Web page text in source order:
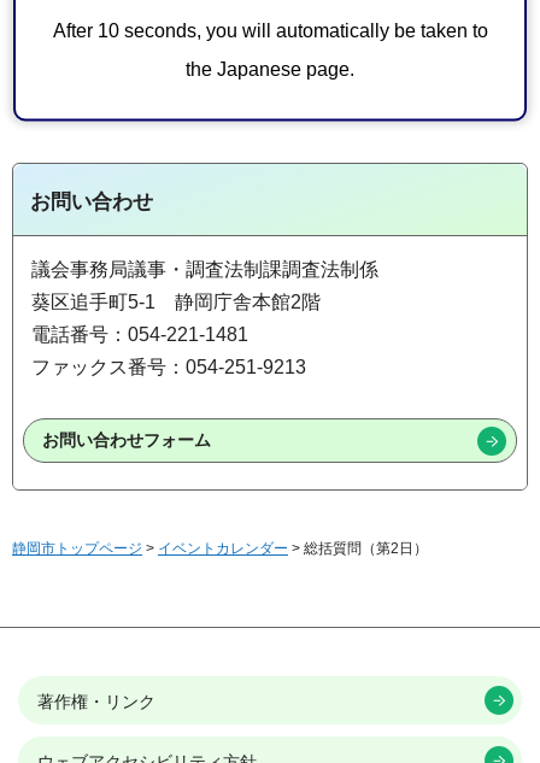
After 10 seconds, you will automatically be taken to
the Japanese page.
イトへリンク）
お問い合わせ
議会事務局議事・調査法制課調査法制係
葵区追手町5-1 静岡庁舎本館2階
電話番号：054-221-1481
ファックス番号：054-251-9213
静岡市トップページ > イベントカレンダー > 総括質問（第2日）
著作権・リンク